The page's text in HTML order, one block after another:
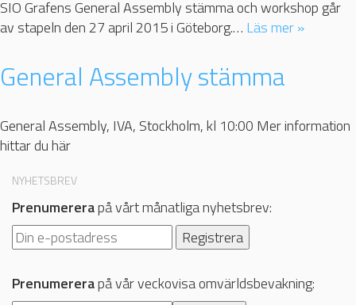
SIO Grafens General Assembly stämma och workshop går
av stapeln den 27 april 2015 i Göteborg.… Läs mer »
General Assembly stämma
General Assembly, IVA, Stockholm, kl 10:00 Mer information
hittar du här
NYHETSBREV
Prenumererapå vårt månatliga nyhetsbrev:
Prenumererapå vår veckovisa omvärldsbevakning: